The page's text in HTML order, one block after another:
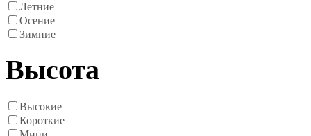
Летние
Осение
Зимние
Высота
Высокие
Короткие